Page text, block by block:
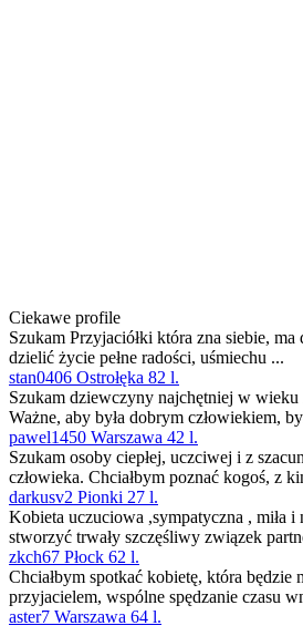
Ciekawe profile
Szukam Przyjaciółki która zna siebie, ma
dzielić życie pełne radości, uśmiechu ...
stan0406 Ostrołęka 82 l.
Szukam dziewczyny najchętniej w wieku
Ważne, aby była dobrym człowiekiem,
pawel1450 Warszawa 42 l.
Szukam osoby ciepłej, uczciwej i z
człowieka. Chciałbym poznać kogoś, z
darkusv2 Pionki 27 l.
Kobieta uczuciowa ,sympatyczna , miła
stworzyć trwały szczęśliwy związek
zkch67 Płock 62 l.
Chciałbym spotkać kobietę, która będzie
przyjacielem, wspólne spędzanie czasu
aster7 Warszawa 64 l.